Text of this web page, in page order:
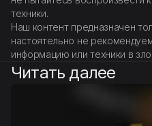
техники.
Наш контент предназначен
настоятельно не
информацию или техники в
Читать далее